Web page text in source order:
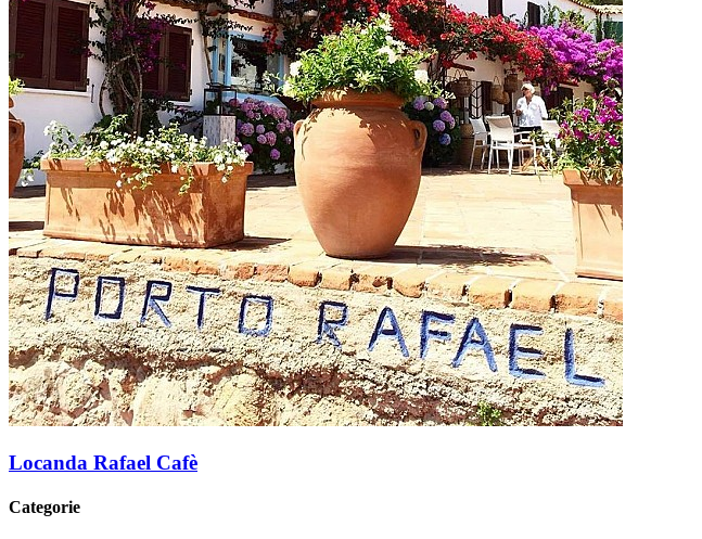
Locanda Rafael Cafè
Categorie